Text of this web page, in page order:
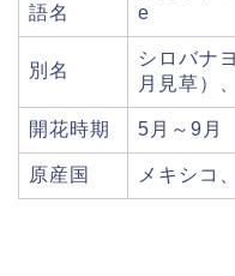
語名
e
別名
シロバナ
月見草）、
開花時期 5月～9月
原産国 メキシコ